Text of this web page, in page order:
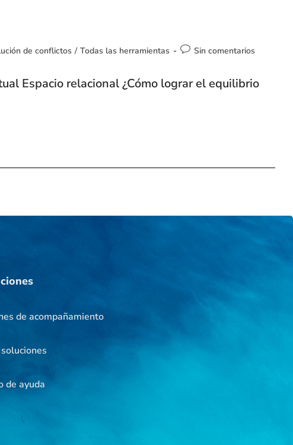
de conflictos / Todas las herramientas Sin comentarios
Espacio relacional ¿Cómo lograr el equilibrio
de acompañamiento
de ayuda